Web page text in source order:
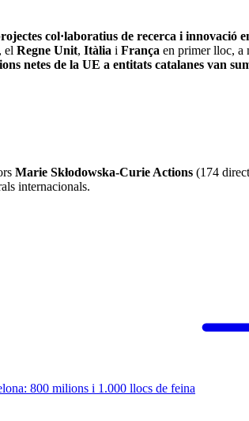
col·laboratius de recerca i innovació
, el Regne Unit, Itàlia i França en primer lloc, a
netes de la UE a entitats catalanes van
Marie Skłodowska-Curie Actions (174
internacionals.
800 milions i 1.000 llocs de feina